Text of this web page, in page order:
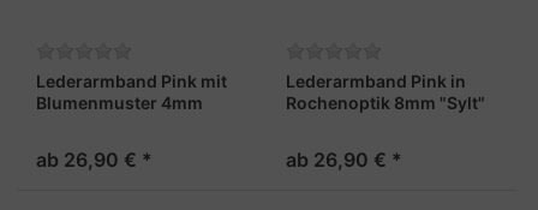
Lederarmband Pink mit
Blumenmuster 4mm
ab 26,90 € *
Lederarmband Pink in
Rochenoptik 8mm "Sylt"
ab 26,90 € *